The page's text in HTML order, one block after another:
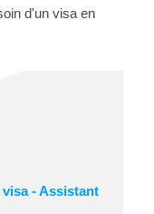
d'un visa en
- Assistant